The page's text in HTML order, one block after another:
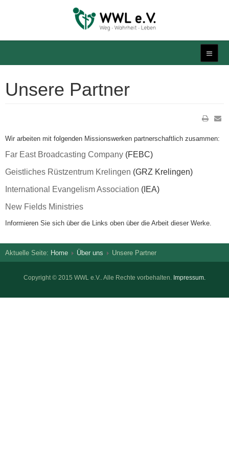
Unsere Partner
Wir arbeiten mit folgenden Missionswerken partnerschaftlich zusammen:
Far East Broadcasting Company (FEBC)
Geistliches Rüstzentrum Krelingen (GRZ Krelingen)
International Evangelism Association (IEA)
New Fields Ministries
Informieren Sie sich über die Links oben über die Arbeit dieser Werke.
Aktuelle Seite: Home Über uns Unsere Partner
Copyright © 2015 WWL e.V.. Alle Rechte vorbehalten. Impressum.